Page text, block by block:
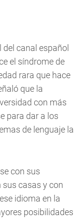
del canal español
el síndrome de
rara que hace
que la
con más
para dar a los
de lenguaje la
con sus
casas y con
idioma en la
posibilidades